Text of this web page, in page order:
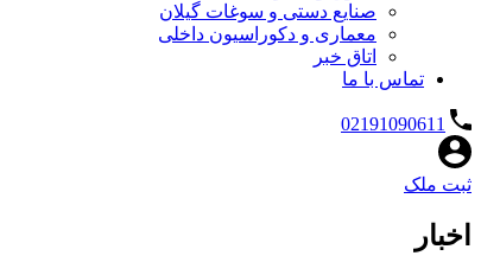
صنایع دستی و سوغات گیلان
معماری و دکوراسیون داخلی
اتاق خبر
تماس با ما
02191090611
ثبت ملک
اخبار